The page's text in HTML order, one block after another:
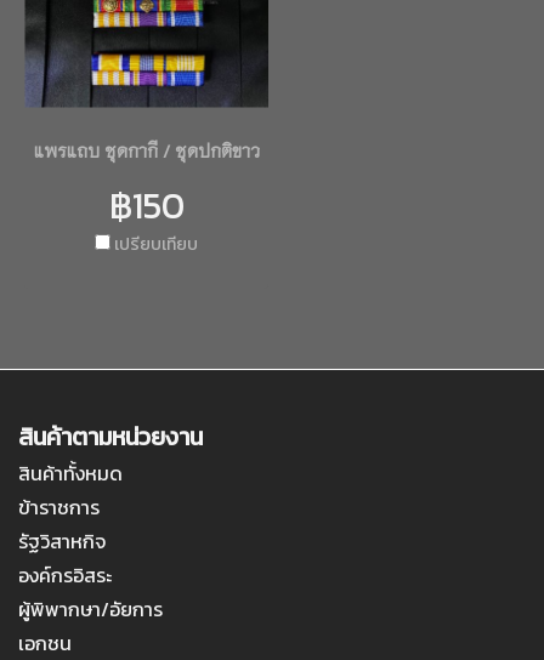
แพรแถบ ชุดกากี / ชุดปกติขาว
฿150
เปรียบเทียบ
สินค้าตามหน่วยงาน
สินค้าทั้งหมด
ข้าราชการ
รัฐวิสาหกิจ
องค์กรอิสระ
ผู้พิพากษา/อัยการ
เอกชน